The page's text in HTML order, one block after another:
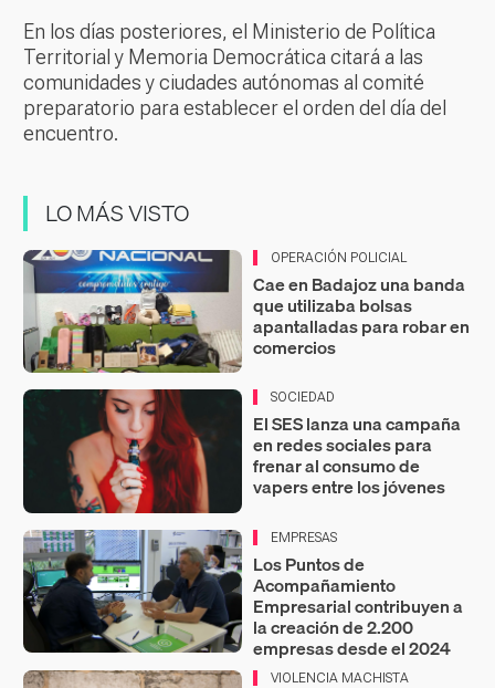
En los días posteriores, el Ministerio de Política
Territorial y Memoria Democrática citará a las
comunidades y ciudades autónomas al comité
preparatorio para establecer el orden del día del
encuentro.
LO MÁS VISTO
OPERACIÓN POLICIAL
Cae en Badajoz una banda
que utilizaba bolsas
apantalladas para robar en
comercios
SOCIEDAD
El SES lanza una campaña
en redes sociales para
frenar al consumo de
vapers entre los jóvenes
EMPRESAS
Los Puntos de
Acompañamiento
Empresarial contribuyen a
la creación de 2.200
empresas desde el 2024
VIOLENCIA MACHISTA